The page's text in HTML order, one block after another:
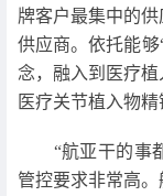
牌客户最集中的
供应商。依托能
念，融入到医疗
医疗关节植入物精
“航亚干的事都
管控要求非常高